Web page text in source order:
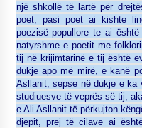
një shkollë të lartë për
poet, pasi poet ai kishte
poezisë popullore te ai
natyrshme e poetit me
tij në krijimtarinë e tij është
dukje apo më mirë, e kanë
Asllanit, sepse në dukje e ka
studiuesve të veprës së tij,
e Ali Asllanit të përkujton
djepit, prej të cilave ai